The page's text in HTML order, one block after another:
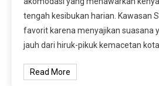
tengah kesibukan harian. Kawasan
favorit karena menyajikan suasana
jauh dari hiruk-pikuk kemacetan
Read More